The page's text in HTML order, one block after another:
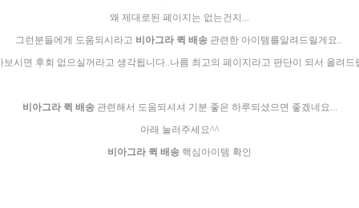
왜 제대로된 페이지는 없는건지...
그런분들에게 도움되시라고 비아그라 퀵 배송관련한 아이템를알려드릴게요..
보시면 후회 없으실꺼라고 생각됩니다..나름 최고의 페이지라고 판단이 되서 올려드
비아그라 퀵 배송관련해서 도움되셔셔 기분 좋은 하루되셨으면 좋겠네요...
아래 눌러주세요^^
비아그라 퀵 배송 핵심아이템 확인